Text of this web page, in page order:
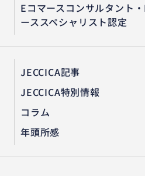
Eコマースコンサルタント
ーススペシャリスト認定
JECCICA記事
JECCICA特別情報
コラム
年頭所感